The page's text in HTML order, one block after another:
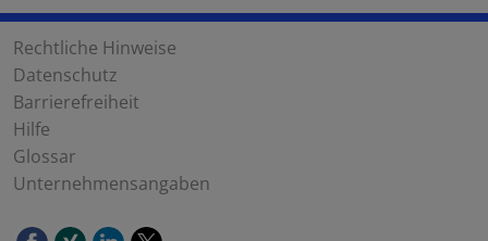
Rechtliche Hinweise
Datenschutz
Barrierefreiheit
Hilfe
Glossar
Unternehmensangaben